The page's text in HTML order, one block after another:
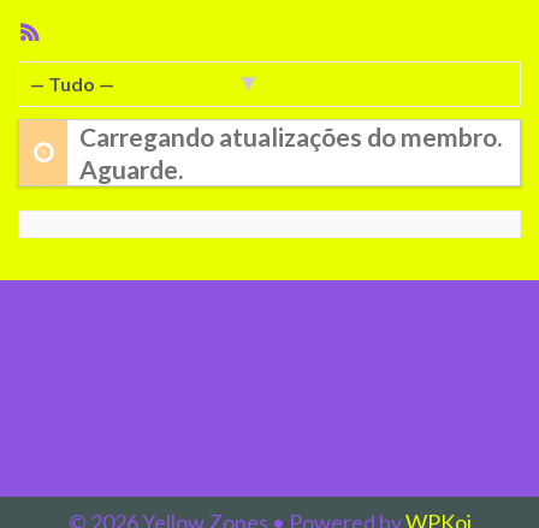
Feed
RSS
Mostrar:
Carregando atualizações do membro.
Aguarde.
© 2026 Yellow Zones • Powered byWPKoi